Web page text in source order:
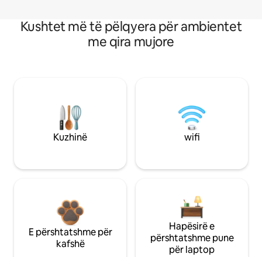
Kushtet më të pëlqyera për ambientet
me qira mujore
Kuzhinë wifi
E përshtatshme për
kafshë
Hapësirë e
përshtatshme pune
për laptop